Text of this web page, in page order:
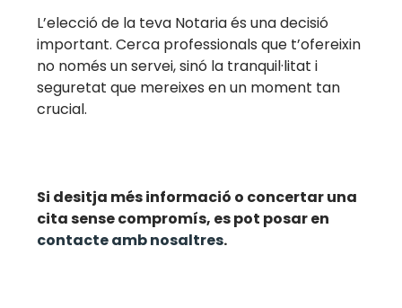
L’elecció de la teva Notaria és una decisió
important. Cerca professionals que t’ofereixin
no només un servei, sinó la tranquil·litat i
seguretat que mereixes en un moment tan
crucial.
Si desitja més informació o concertar una
cita sense compromís, es pot posar en
contacte amb nosaltres.